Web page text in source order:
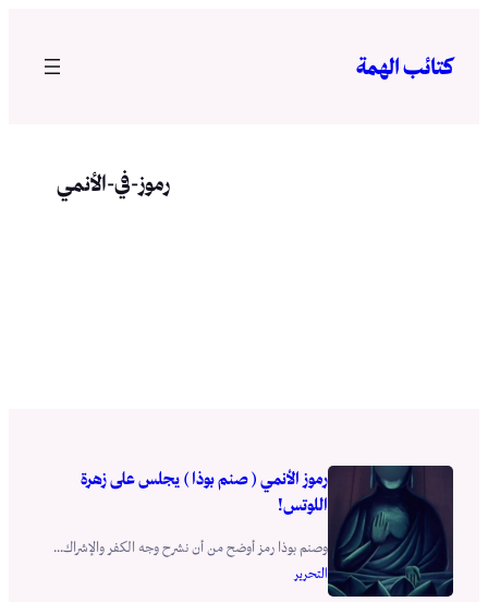
المحتوى
كتائب الهمة
رموز-في-الأنمي
رموز الأنمي ( صنم بوذا ) يجلس على زهرة
اللوتس!
وصنم بوذا رمز أوضح من أن نشرح وجه الكفر والإشراك...
التحرير